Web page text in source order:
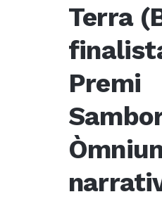
Terra
Premi